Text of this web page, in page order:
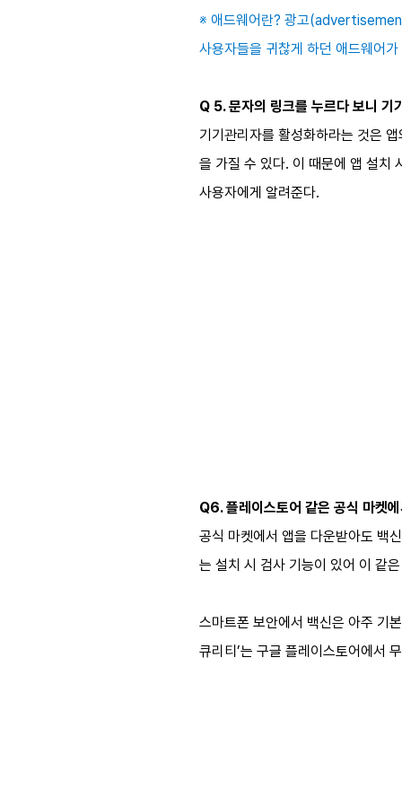
※ 애드웨어란? 광고
사용자들을 귀찮게 하던 애드웨어
Q 5. 문자의 링크를 누르다 보니 기
기기관리자를 활성화하라는 것은
을 가질 수 있다. 이 때문에 앱 설치
사용자에게 알려준다.
Q6. 플레이스토어 같은 공식 마켓
공식 마켓에서 앱을 다운받아도 백
는 설치 시 검사 기능이 있어 이 같
스마트폰 보안에서 백신은 아주 기
큐리티’는 구글 플레이스토어에서